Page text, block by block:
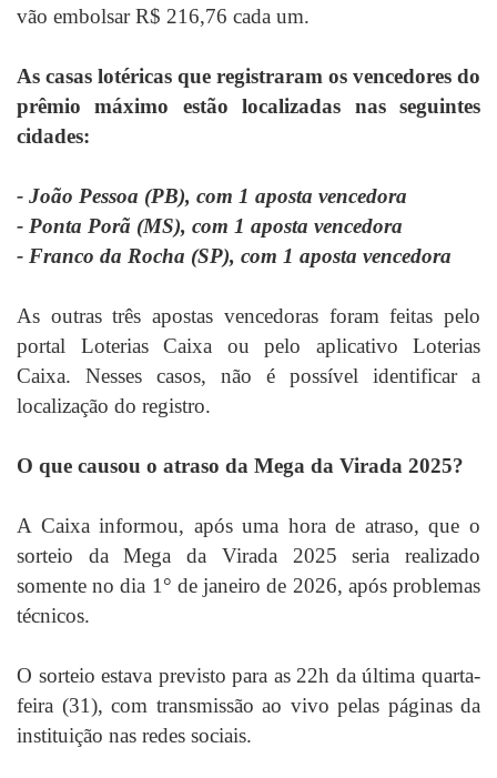
vão embolsar R$ 216,76 cada um.
As casas lotéricas que registraram os vencedores do
prêmio máximo estão localizadas nas seguintes
cidades:
- João Pessoa (PB), com 1 aposta vencedora
- Ponta Porã (MS), com 1 aposta vencedora
- Franco da Rocha (SP), com 1 aposta vencedora
As outras três apostas vencedoras foram feitas pelo
portal Loterias Caixa ou pelo aplicativo Loterias
Caixa. Nesses casos, não é possível identificar a
localização do registro.
O que causou o atraso da Mega da Virada 2025?
A Caixa informou, após uma hora de atraso, que o
sorteio da Mega da Virada 2025 seria realizado
somente no dia 1° de janeiro de 2026, após problemas
técnicos.
O sorteio estava previsto para as 22h da última quarta-
feira (31), com transmissão ao vivo pelas páginas da
instituição nas redes sociais.